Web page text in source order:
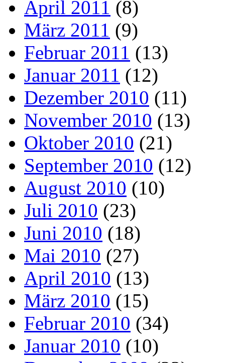
April 2011 (8)
März 2011 (9)
Februar 2011 (13)
Januar 2011 (12)
Dezember 2010 (11)
November 2010 (13)
Oktober 2010 (21)
September 2010 (12)
August 2010 (10)
Juli 2010 (23)
Juni 2010 (18)
Mai 2010 (27)
April 2010 (13)
März 2010 (15)
Februar 2010 (34)
Januar 2010 (10)